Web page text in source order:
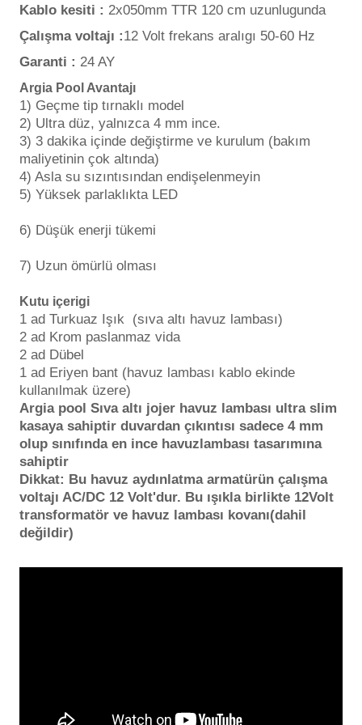
Kablo kesiti : 2x050mm TTR 120 cm uzunlugunda
Çalışma voltajı :12 Volt frekans aralıgı 50-60 Hz
Garanti : 24 AY
Argia Pool Avantajı
1) Geçme tip tırnaklı model
2) Ultra düz, yalnızca 4 mm ince.
3) 3 dakika içinde değiştirme ve kurulum (bakım
maliyetinin çok altında)
4) Asla su sızıntısından endişelenmeyin
5) Yüksek parlaklıkta LED
6) Düşük enerji tükemi
7) Uzun ömürlü olması
Kutu içerigi
1 ad Turkuaz Işık (sıva altı havuz lambası)
2 ad Krom paslanmaz vida
2 ad Dübel
1 ad Eriyen bant (havuz lambası kablo ekinde
kullanılmak üzere)
Argia pool Sıva altı jojer havuz lambası ultra slim
kasaya sahiptir duvardan çıkıntısı sadece 4 mm
olup sınıfında en ince havuzlambası tasarımına
sahiptir
Dikkat: Bu havuz aydınlatma armatürün çalışma
voltajı AC/DC 12 Volt'dur. Bu ışıkla birlikte 12Volt
transformatör ve havuz lambası kovanı(dahil
değildir)